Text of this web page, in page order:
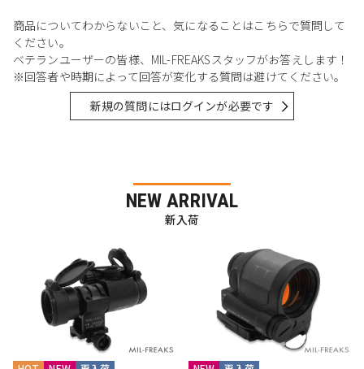
商品についてわからないこと、気になることはこちらで質問して
ください。
ベテランユーザーの皆様、MIL-FREAKSスタッフがお答えします！
※回答者や時期によって回答が変化する質問は避けてください。
新規の質問にはログインが必要です
NEW ARRIVAL
新入荷